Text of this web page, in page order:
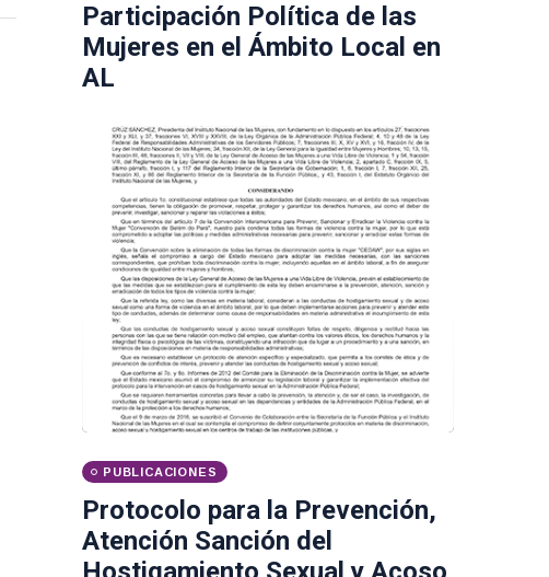
Participación Política de las
Mujeres en el Ámbito Local en
AL
PUBLICACIONES
Protocolo para la Prevención,
Atención Sanción del